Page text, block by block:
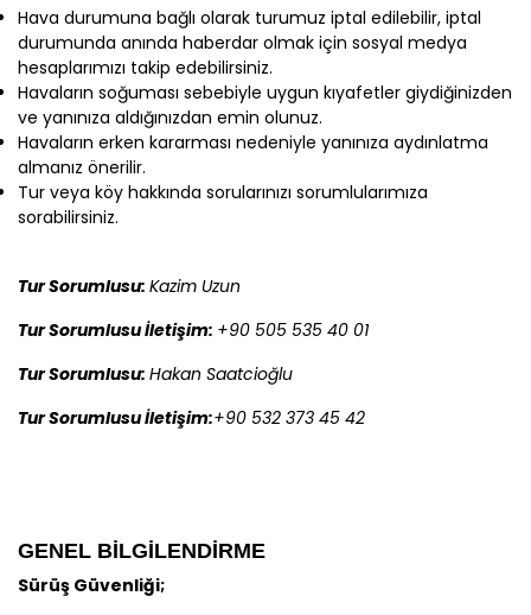
Hava durumuna bağlı olarak turumuz iptal edilebilir, iptal
durumunda anında haberdar olmak için sosyal medya
hesaplarımızı takip edebilirsiniz.
Havaların soğuması sebebiyle uygun kıyafetler giydiğinizden
ve yanınıza aldığınızdan emin olunuz.
Havaların erken kararması nedeniyle yanınıza aydınlatma
almanız önerilir.
Tur veya köy hakkında sorularınızı sorumlularımıza
sorabilirsiniz.
Tur Sorumlusu: Kazim Uzun
Tur Sorumlusu İletişim: +90 505 535 40 01
Tur Sorumlusu: Hakan Saatcioğlu
Tur Sorumlusu İletişim:+90 532 373 45 42
GENEL BİLGİLENDİRME
Sürüş Güvenliği;